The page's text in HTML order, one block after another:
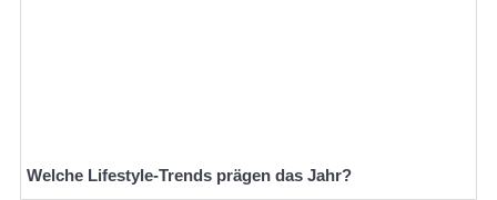
Welche Lifestyle-Trends prägen das Jahr?